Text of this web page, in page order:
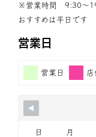
※営業時間 9:30〜
おすすめは平日です
営業日
営業日 店
日 月